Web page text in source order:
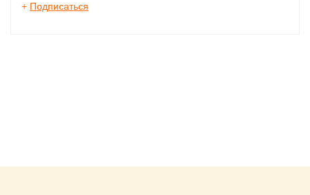
+ Подписаться